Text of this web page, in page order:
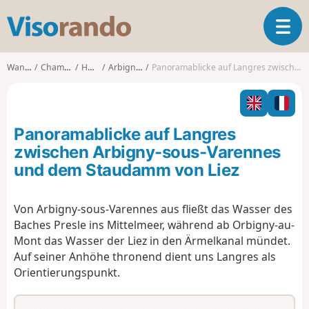
s
o
o
T
o
l
n
t
i
o
Wanderungen Champagne-Ardenne Haute-Marne Arbigny-sous-Varennes Panoramablicke auf Langres zwischen Arbigny-sous-Varennes und dem Staudamm von Liez
Panoramablicke auf Langres
zwischen Arbigny-sous-Varennes
und dem Staudamm von Liez
Von Arbigny-sous-Varennes aus fließt das Wasser des
Baches Presle ins Mittelmeer, während ab Orbigny-au-
Mont das Wasser der Liez in den Ärmelkanal mündet.
Auf seiner Anhöhe thronend dient uns Langres als
Orientierungspunkt.